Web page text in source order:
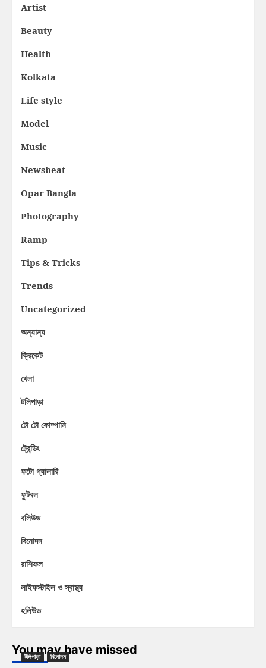
Artist
Beauty
Health
Kolkata
Life style
Model
Music
Newsbeat
Opar Bangla
Photography
Ramp
Tips & Tricks
Trends
Uncategorized
অন্যান্য
ক্রিকেট
খেলা
টলিপাড়া
টো টো কোম্পানি
ট্রেন্ডিং
ফটো গ্যালারি
ফুটবল
বলিউড
বিনোদন
রাশিফল
লাইফস্টাইল ও স্বাস্থ্য
হলিউড
You may have missed
টলিপাড়া বিনোদন